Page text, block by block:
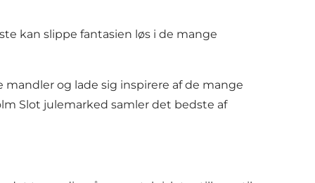
kan slippe fantasien løs i de mange
og lade sig inspirere af de mange
Slot julemarked samler det bedste af